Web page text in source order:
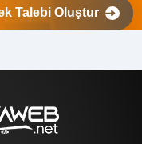
Talebi Oluştur